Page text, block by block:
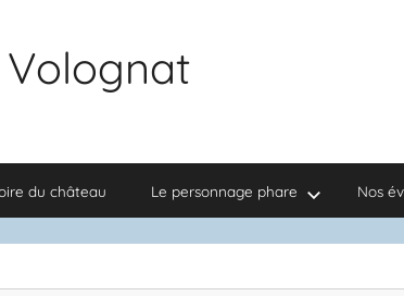
du château Le personnage phare Nos